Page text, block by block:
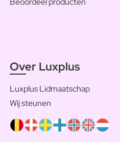
Over Luxplus
Luxplus Lidmaatschap
Wij steunen